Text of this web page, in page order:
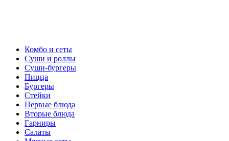
Комбо и сеты
Суши и роллы
Суши-бургеры
Пицца
Бургеры
Стейки
Первые блюда
Вторые блюда
Гарниры
Салаты